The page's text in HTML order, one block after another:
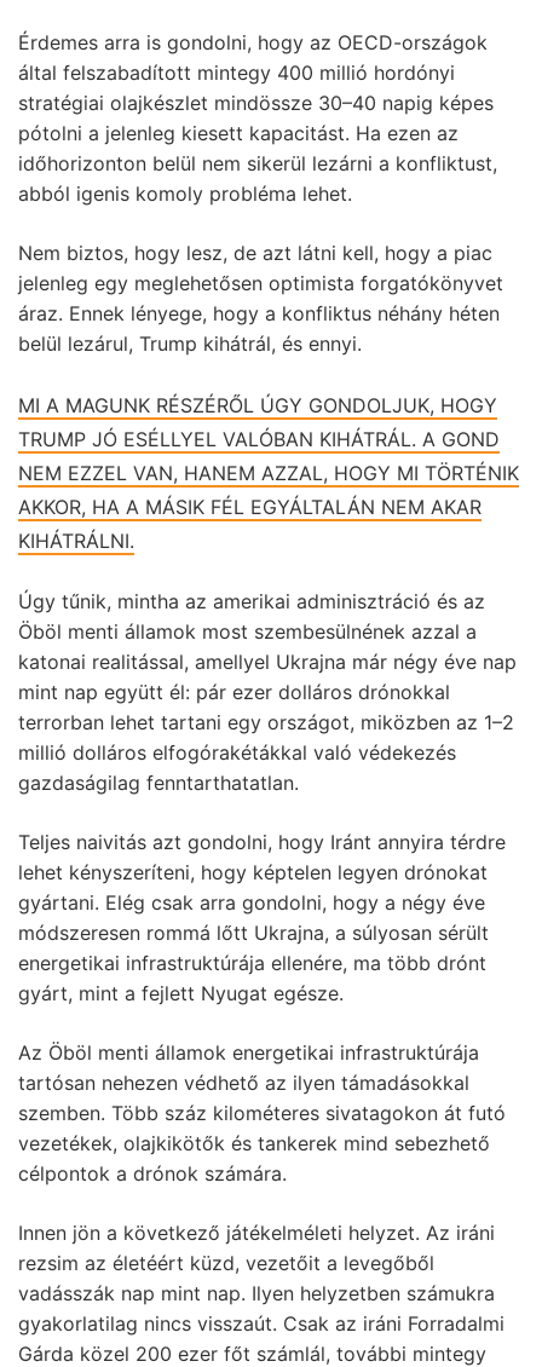
Érdemes arra is gondolni, hogy az OECD-országok
által felszabadított mintegy 400 millió hordónyi
stratégiai olajkészlet mindössze 30–40 napig képes
pótolni a jelenleg kiesett kapacitást. Ha ezen az
időhorizonton belül nem sikerül lezárni a konfliktust,
abból igenis komoly probléma lehet.
Nem biztos, hogy lesz, de azt látni kell, hogy a piac
jelenleg egy meglehetősen optimista forgatókönyvet
áraz. Ennek lényege, hogy a konfliktus néhány héten
belül lezárul, Trump kihátrál, és ennyi.
MI A MAGUNK RÉSZÉRŐL ÚGY GONDOLJUK, HOGY
TRUMP JÓ ESÉLLYEL VALÓBAN KIHÁTRÁL. A GOND
NEM EZZEL VAN, HANEM AZZAL, HOGY MI TÖRTÉNIK
AKKOR, HA A MÁSIK FÉL EGYÁLTALÁN NEM AKAR
KIHÁTRÁLNI.
Úgy tűnik, mintha az amerikai adminisztráció és az
Öböl menti államok most szembesülnének azzal a
katonai realitással, amellyel Ukrajna már négy éve nap
mint nap együtt él: pár ezer dolláros drónokkal
terrorban lehet tartani egy országot, miközben az 1–2
millió dolláros elfogórakétákkal való védekezés
gazdaságilag fenntarthatatlan.
Teljes naivitás azt gondolni, hogy Iránt annyira térdre
lehet kényszeríteni, hogy képtelen legyen drónokat
gyártani. Elég csak arra gondolni, hogy a négy éve
módszeresen rommá lőtt Ukrajna, a súlyosan sérült
energetikai infrastruktúrája ellenére, ma több drónt
gyárt, mint a fejlett Nyugat egésze.
Az Öböl menti államok energetikai infrastruktúrája
tartósan nehezen védhető az ilyen támadásokkal
szemben. Több száz kilométeres sivatagokon át futó
vezetékek, olajkikötők és tankerek mind sebezhető
célpontok a drónok számára.
Innen jön a következő játékelméleti helyzet. Az iráni
rezsim az életéért küzd, vezetőit a levegőből
vadásszák nap mint nap. Ilyen helyzetben számukra
gyakorlatilag nincs visszaút. Csak az iráni Forradalmi
Gárda közel 200 ezer főt számlál, további mintegy